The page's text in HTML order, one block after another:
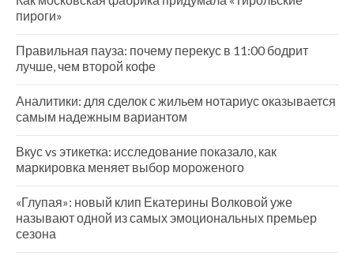
пироги»
Правильная пауза: почему перекус в 11:00 бодрит
лучше, чем второй кофе
Аналитики: для сделок с жильем нотариус оказывается
самым надежным вариантом
Вкус vs этикетка: исследование показало, как
маркировка меняет выбор мороженого
«Глупая»: новый клип Екатерины Волковой уже
называют одной из самых эмоциональных премьер
сезона